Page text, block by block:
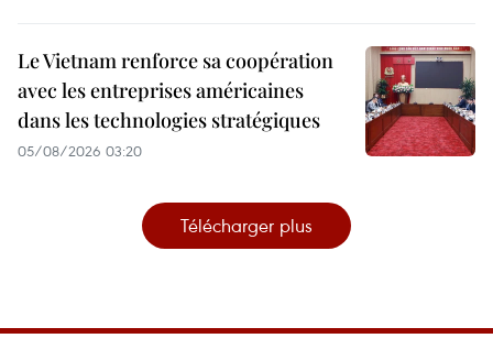
Le Vietnam renforce sa coopération
avec les entreprises américaines
dans les technologies stratégiques
05/08/2026 03:20
Télécharger plus